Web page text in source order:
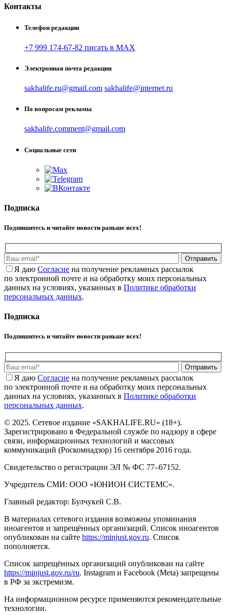
Контакты
Телефон редакции
+7 999 174-67-82 писать в MAX
Электронная почта редакции
sakhalife.ru@gmail.com sakhalife@internet.ru
По вопросам рекламы
sakhalife.comment@gmail.com
Социальные сети
Подписка
Подпишитесь и читайте новости раньше всех!
Отправить
Я даю Cогласие на получение рекламных рассылок
по электронной почте и на обработку моих персональных
данных на условиях, указанных в Политике обработки
персональных данных.
Подписка
Подпишитесь и читайте новости раньше всех!
Отправить
Я даю Cогласие на получение рекламных рассылок
по электронной почте и на обработку моих персональных
данных на условиях, указанных в Политике обработки
персональных данных.
© 2025. Сетевое издание «SAKHALIFE.RU» (18+).
Зарегистрировано в Федеральной службе по надзору в сфере
связи, информационных технологий и массовых
коммуникаций (Роскомнадзор) 16 сентября 2016 года.
Свидетельство о регистрации ЭЛ № ФС 77–67152.
Учредитель СМИ: ООО «ЮНИОН СИСТЕМС».
Главный редактор: Булчукей С.В.
В материалах сетевого издания возможны упоминания
иноагентов и запрещённых организаций. Список иноагентов
опубликован на сайте https://minjust.gov.ru. Список
пополняется.
Список запрещённых организаций опубликован на сайте
https://minjust.gov.ru/ru. Instagram и Facebook (Metа) запрещены
в РФ за экстремизм.
На информационном ресурсе применяются рекомендательные
технологии.